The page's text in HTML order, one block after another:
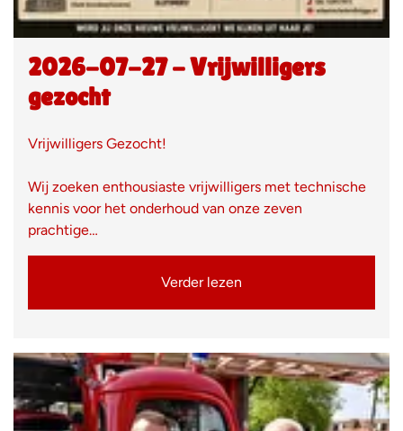
2026-07-27 - Vrijwilligers
gezocht
Vrijwilligers Gezocht!
Wij zoeken enthousiaste vrijwilligers met technische
kennis voor het onderhoud van onze zeven
prachtige…
Verder lezen